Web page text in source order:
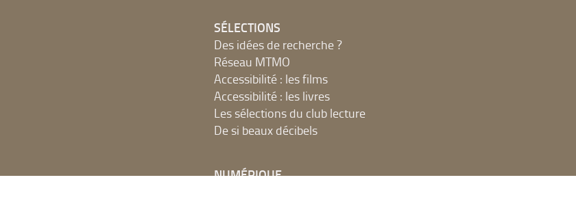
SÉLECTIONS
Des idées de recherche ?
Réseau MTMO
Accessibilité : les films
Accessibilité : les livres
Les sélections du club lecture
De si beaux décibels
NUMÉRIQUE